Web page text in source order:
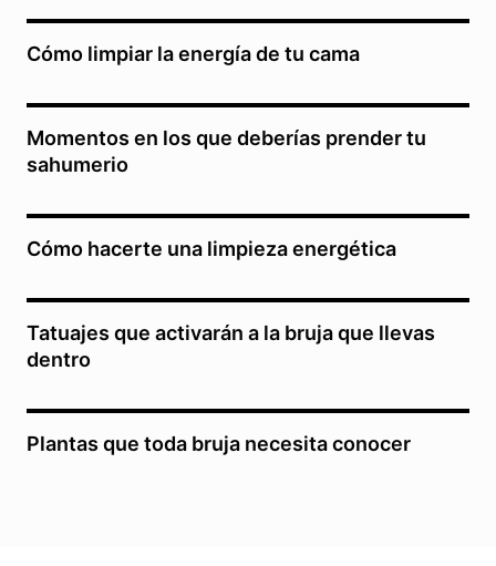
Cómo limpiar la energía de tu cama
Momentos en los que deberías prender tu
sahumerio
Cómo hacerte una limpieza energética
Tatuajes que activarán a la bruja que llevas
dentro
Plantas que toda bruja necesita conocer